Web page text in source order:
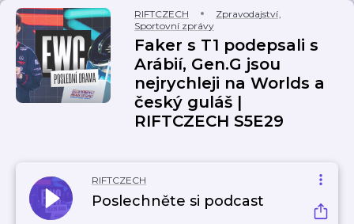
RIFTCZECH Zpravodajství,
Sportovní zprávy
Faker s T1 podepsali s
Arábií, Gen.G jsou
nejrychleji na Worlds a
český guláš |
RIFTCZECH S5E29
RIFTCZECH
Poslechněte si podcast